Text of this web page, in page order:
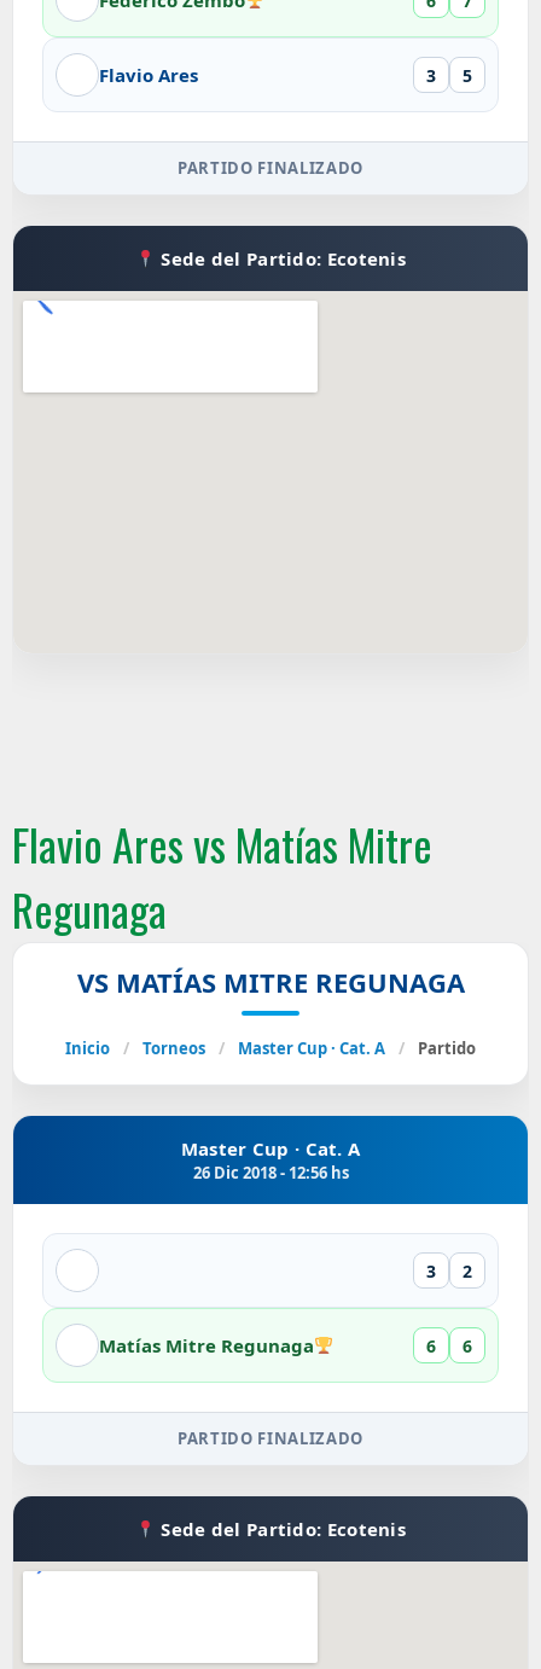
Flavio Ares 3 5
PARTIDO FINALIZADO
Sede del Partido: Ecotenis
Flavio Ares vs Matías Mitre
Regunaga
VS MATÍAS MITRE REGUNAGA
Inicio / Torneos / Master Cup · Cat. A / Partido
Master Cup · Cat. A
26 Dic 2018 - 12:56 hs
3 2
Matías Mitre Regunaga 6 6
PARTIDO FINALIZADO
Sede del Partido: Ecotenis